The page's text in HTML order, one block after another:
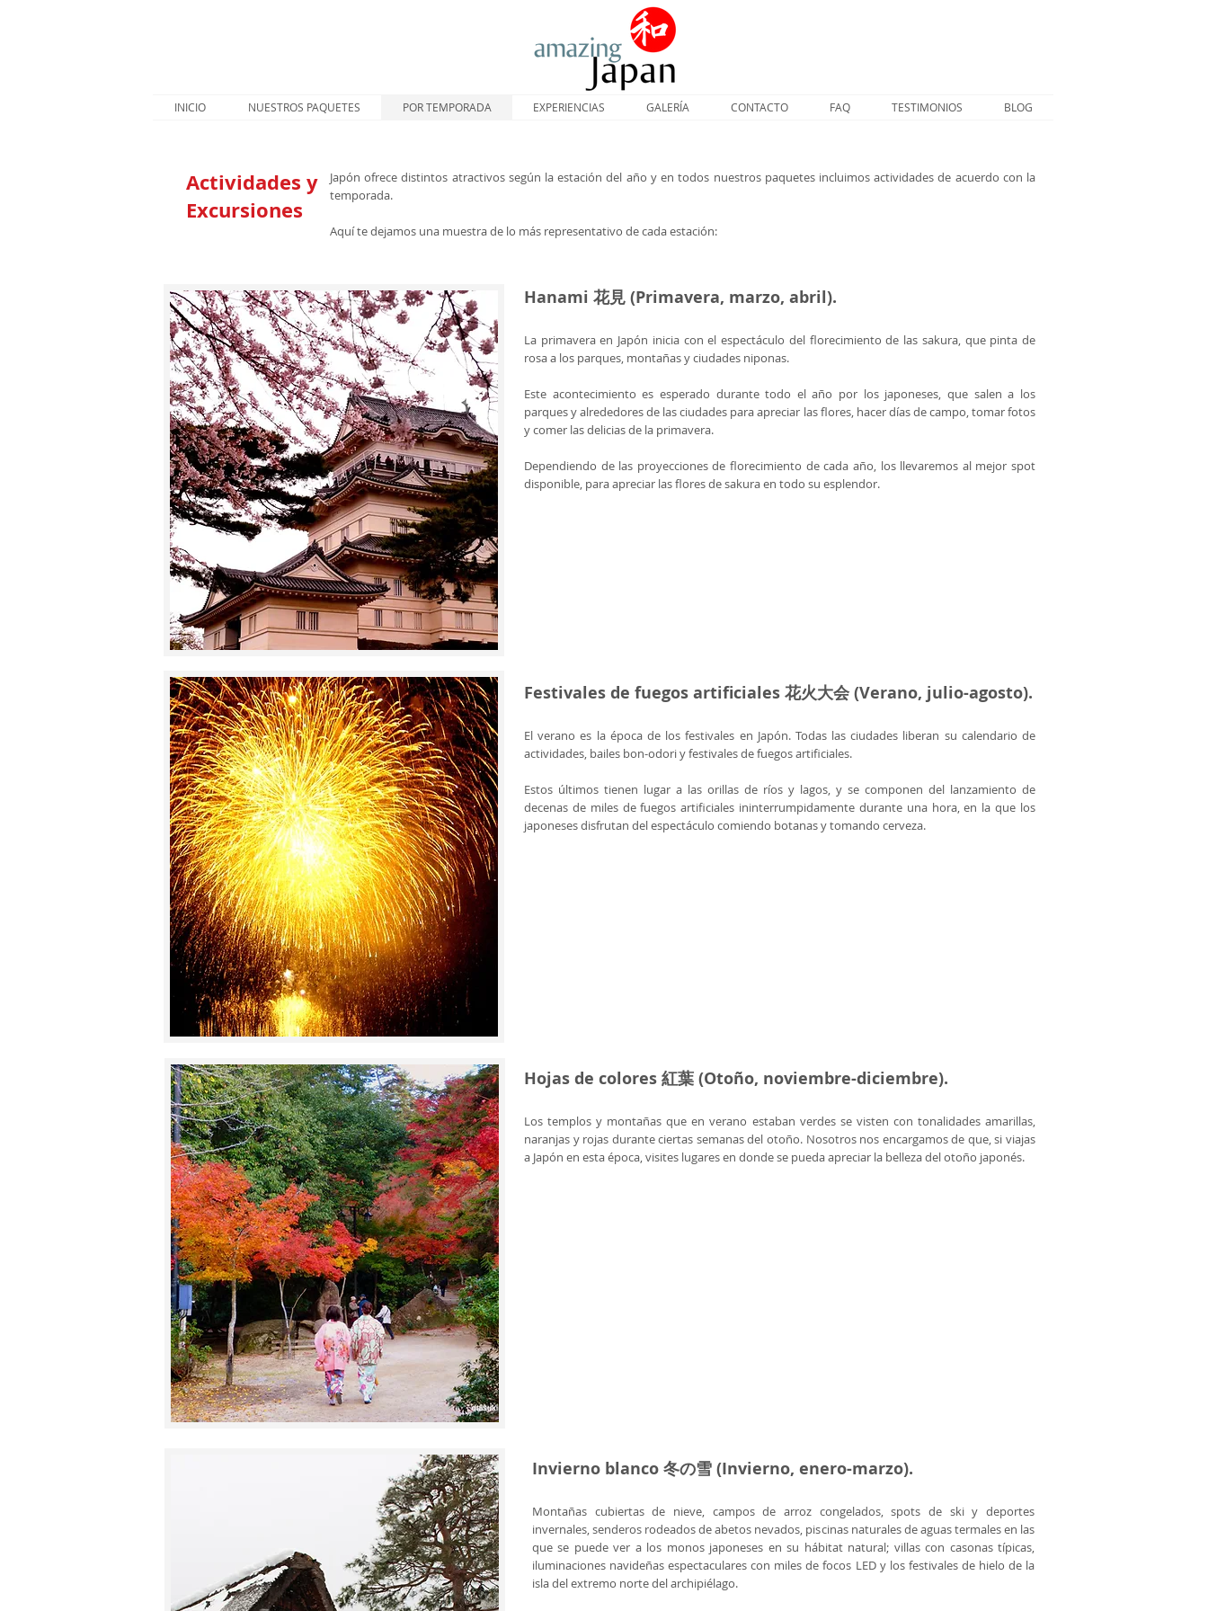
INICIO NUESTROS PAQUETES POR TEMPORADA EXPERIENCIAS GALERÍA CONTACTO FAQ TESTIMONIOS BLOG
Actividades y
Excursiones
Japón ofrece distintos atractivos según la estación del año y en todos nuestros paquetes incluimos actividades de acuerdo con la
temporada.
Aquí te dejamos una muestra de lo más representativo de cada estación:
Hanami 花見 (Primavera, marzo, abril).
La primavera en Japón inicia con el espectáculo del florecimiento de las sakura, que pinta de
rosa a los parques, montañas y ciudades niponas.
Este acontecimiento es esperado durante todo el año por los japoneses, que salen a los
parques y alrededores de las ciudades para apreciar las flores, hacer días de campo, tomar fotos
y comer las delicias de la primavera.
Dependiendo de las proyecciones de florecimiento de cada año, los llevaremos al mejor spot
disponible, para apreciar las flores de sakura en todo su esplendor.
Festivales de fuegos artificiales 花火大会 (Verano, julio-agosto).
El verano es la época de los festivales en Japón. Todas las ciudades liberan su calendario de
actividades, bailes bon-odori y festivales de fuegos artificiales.
Estos últimos tienen lugar a las orillas de ríos y lagos, y se componen del lanzamiento de
decenas de miles de fuegos artificiales ininterrumpidamente durante una hora, en la que los
japoneses disfrutan del espectáculo comiendo botanas y tomando cerveza.
Hojas de colores 紅葉 (Otoño, noviembre-diciembre).
Los templos y montañas que en verano estaban verdes se visten con tonalidades amarillas,
naranjas y rojas durante ciertas semanas del otoño. Nosotros nos encargamos de que, si viajas
a Japón en esta época, visites lugares en donde se pueda apreciar la belleza del otoño japonés.
Invierno blanco 冬の雪 (Invierno, enero-marzo).
Montañas cubiertas de nieve, campos de arroz congelados, spots de ski y deportes
invernales,senderos rodeados de abetos nevados, piscinas naturales de aguas termales en las
que se puede ver a los monos japoneses en su hábitat natural; villas con casonas típicas,
iluminaciones navideñas espectaculares con miles de focos LED y los festivales de hielo de la
isla del extremo norte del archipiélago.